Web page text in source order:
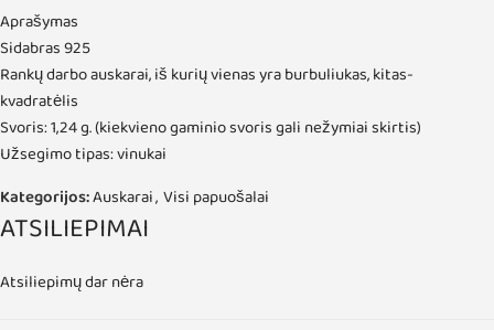
Aprašymas
Sidabras 925
Rankų darbo auskarai, iš kurių vienas yra burbuliukas, kitas-
kvadratėlis
Svoris: 1,24 g. (kiekvieno gaminio svoris gali nežymiai skirtis)
Užsegimo tipas: vinukai
Kategorijos:Auskarai, Visi papuošalai
ATSILIEPIMAI
Atsiliepimų dar nėra